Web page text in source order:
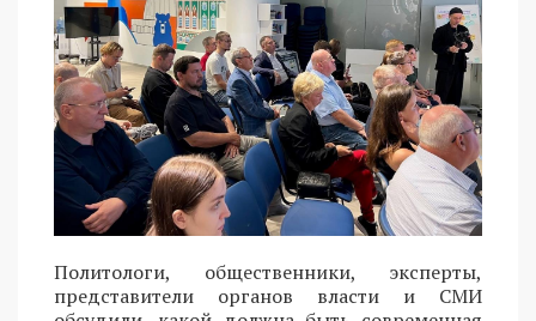
Политологи, общественники, эксперты,
представители органов власти и СМИ